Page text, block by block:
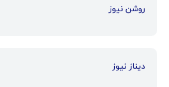
روشن نیوز
دیناز نیوز